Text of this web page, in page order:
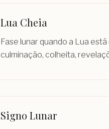
Lua Cheia
Fase lunar quando a Lua
culminação, colheita,
Signo Lunar